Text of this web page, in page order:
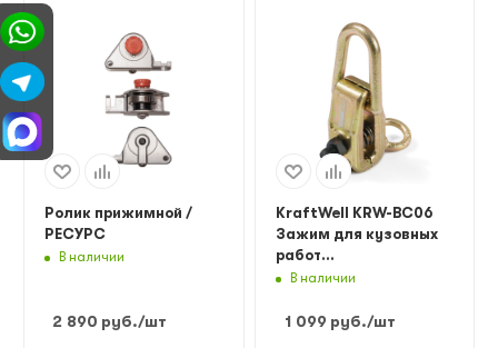
Ролик прижимной /
РЕСУРС
В наличии
2 890 руб./шт
KraftWell KRW-BC06
Зажим для кузовных
работ
двухфункциональный,
В наличии
1 099 руб./шт